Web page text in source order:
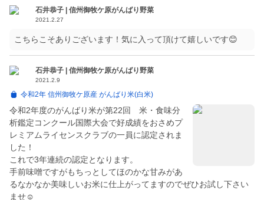
石井恭子 | 信州御牧ケ原がんばり野菜
2021.2.27
こちらこそありございます！気に入って頂けて嬉しいです😊
石井恭子 | 信州御牧ケ原がんばり野菜
2021.2.9
令和2年 信州御牧ケ原産 がんばり米(白米)
令和2年度のがんばり米が第22回 米・食味分
析鑑定コンクール国際大会で好成績をおさめプ
レミアムライセンスクラブの一員に認定されま
した！
これで3年連続の認定となります。
手前味噌ですがもちっとしてほのかな甘みがあ
るなかなか美味しいお米に仕上がってますのでぜひお試し下さい